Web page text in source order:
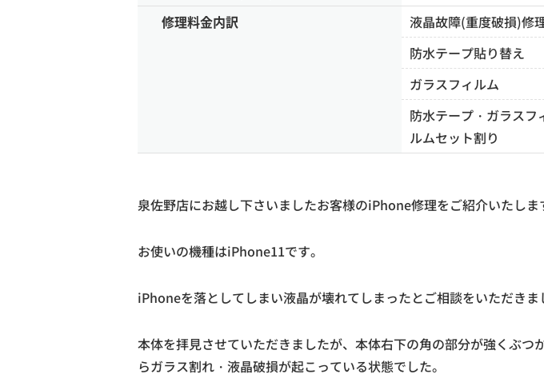
修理料金内訳
液晶故障(重度破損)修
防水テープ貼り替え
ガラスフィルム
防水テープ・ガラスフ
ルムセット割り
泉佐野店にお越し下さいましたお客様のiPhone修理をご紹介いたしま
お使いの機種はiPhone11です。
iPhoneを落としてしまい液晶が壊れてしまったとご相談をいただきま
本体を拝見させていただきましたが、本体右下の角の部分が強くぶつ
らガラス割れ・液晶破損が起こっている状態でした。